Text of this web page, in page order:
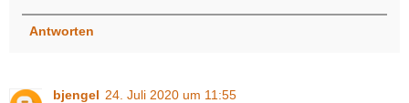
Antworten
bjengel 24. Juli 2020 um 11:55